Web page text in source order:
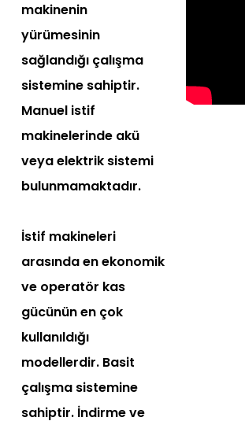
makinenin
yürümesinin
sağlandığı çalışma
sistemine sahiptir.
Manuel istif
makinelerinde akü
veya elektrik sistemi
bulunmamaktadır.
İstif makineleri
arasında en ekonomik
ve operatör kas
gücünün en çok
kullanıldığı
modellerdir. Basit
çalışma sistemine
sahiptir. İndirme ve